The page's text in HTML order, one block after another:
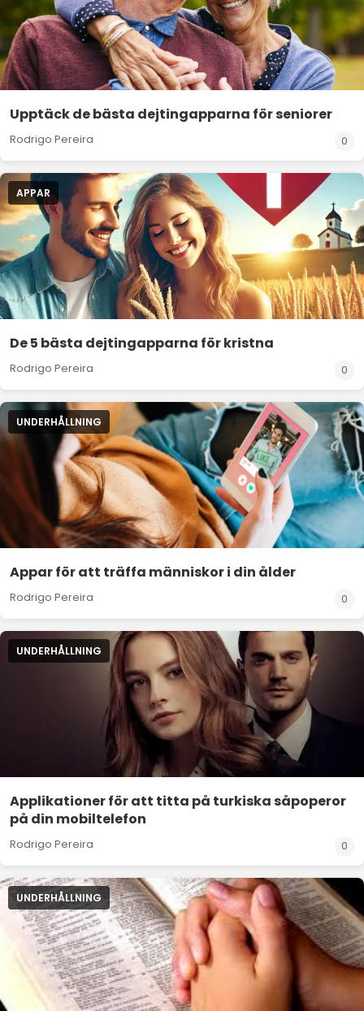
Upptäck de bästa dejtingapparna för seniorer
Rodrigo Pereira 0
APPAR
De 5 bästa dejtingapparna för kristna
Rodrigo Pereira 0
UNDERHÅLLNING
Appar för att träffa människor i din ålder
Rodrigo Pereira 0
UNDERHÅLLNING
Applikationer för att titta på turkiska såpoperor
på din mobiltelefon
Rodrigo Pereira 0
UNDERHÅLLNING